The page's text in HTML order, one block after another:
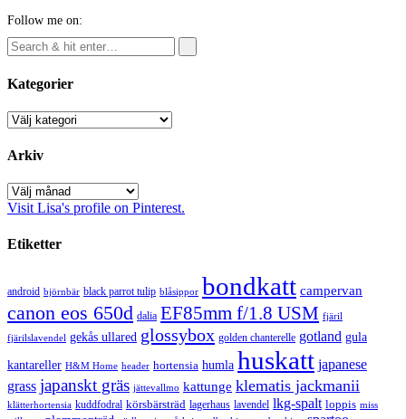
Follow me on:
Kategorier
Kategorier
Arkiv
Arkiv
Visit Lisa's profile on Pinterest.
Etiketter
android björnbär black parrot tulip blåsippor bondkatt campervan
canon eos 650d dalia EF85mm f/1.8 USM fjäril
fjärilslavendel gekås ullared glossybox golden chanterelle gotland gula
kantareller H&M Home header hortensia humla huskatt japanese
grass japanskt gräs jättevallmo kattunge klematis jackmanii
klätterhortensia kuddfodral körsbärsträd lagerhaus lavendel lkg-spalt loppis miss